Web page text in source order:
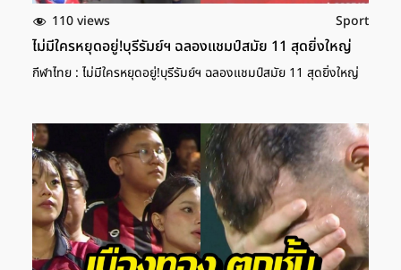
110 views Sport
ไม่มีใครหยุดอยู่!บุรีรัมย์ฯ ฉลองแชมป์สมัย 11 สุดยิ่งใหญ่
กีฬาไทย : ไม่มีใครหยุดอยู่!บุรีรัมย์ฯ ฉลองแชมป์สมัย 11 สุดยิ่งใหญ่